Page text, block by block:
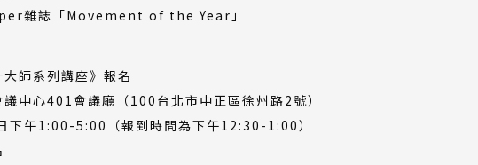
雜誌「Movement of the Year」
師系列講座》報名
中心401會議廳（100台北市中正區徐州路2號）
午1:00-5:00（報到時間為下午12:30-1:00）